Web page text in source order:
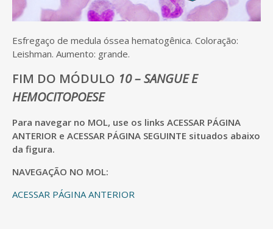
Esfregaço de medula óssea hematogênica. Coloração:
Leishman. Aumento: grande.
FIM DO MÓDULO 10 – SANGUE E
HEMOCITOPOESE
Para navegar no MOL, use os links ACESSAR PÁGINA
ANTERIOR e ACESSAR PÁGINA SEGUINTE situados abaixo
da figura.
NAVEGAÇÃO NO MOL:
ACESSAR PÁGINA ANTERIOR